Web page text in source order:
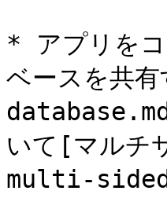
* アプリをコ
ベースを共
いて[マル
multi-sided-